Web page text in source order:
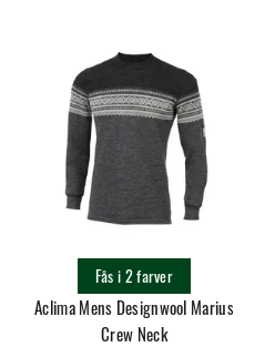
Aclima Mens Designwool Marius
Crew Neck
Fås i 2 farver